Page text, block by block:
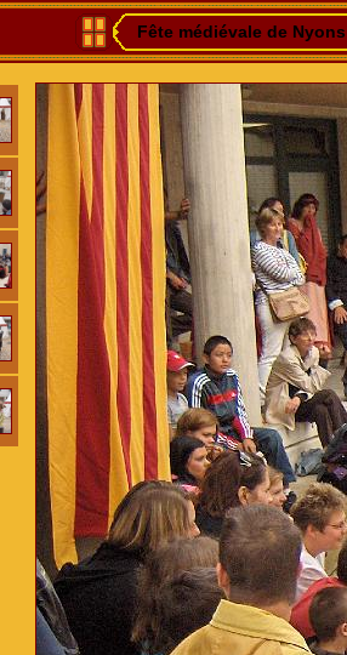
Fête médiévale de